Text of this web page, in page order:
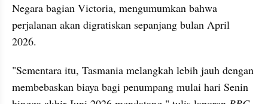
Negara bagian Victoria, mengumumkan bahwa
perjalanan akan digratiskan sepanjang bulan April
2026.
"Sementara itu, Tasmania melangkah lebih jauh dengan
membebaskan biaya bagi penumpang mulai hari Senin